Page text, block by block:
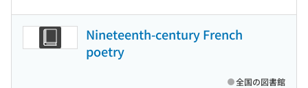
Nineteenth-century French
poetry
全国の図書館